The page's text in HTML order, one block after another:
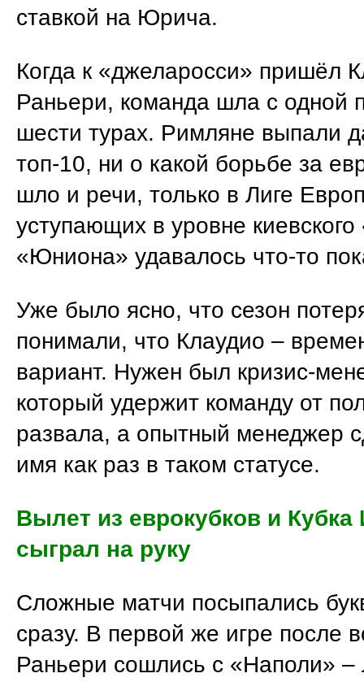
ставкой на Юрича.
Когда к «джеларосси» пришёл
Раньери, команда шла с одной
шести турах. Римляне выпали
топ-10, ни о какой борьбе за
шло и речи, только в Лиге
уступающих в уровне
«Юниона» удавалось что-то
Уже было ясно, что сезон
понимали, что Клаудио –
вариант. Нужен был кризис-
который удержит команду от
развала, а опытный менеджер
имя как раз в таком статусе.
Вылет из еврокубков и Кубка
сыграл на руку
Сложные матчи посыпались
сразу. В первой же игре после
Раньери сошлись с «Наполи» –